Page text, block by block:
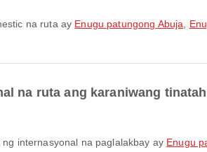
na ruta ay Enugu patungong Abuja
na ruta ang karaniwang
ng internasyonal na paglalakbay ay Enugu